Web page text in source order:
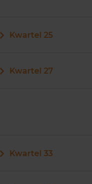
Kwartel 25
Kwartel 27
Kwartel 33